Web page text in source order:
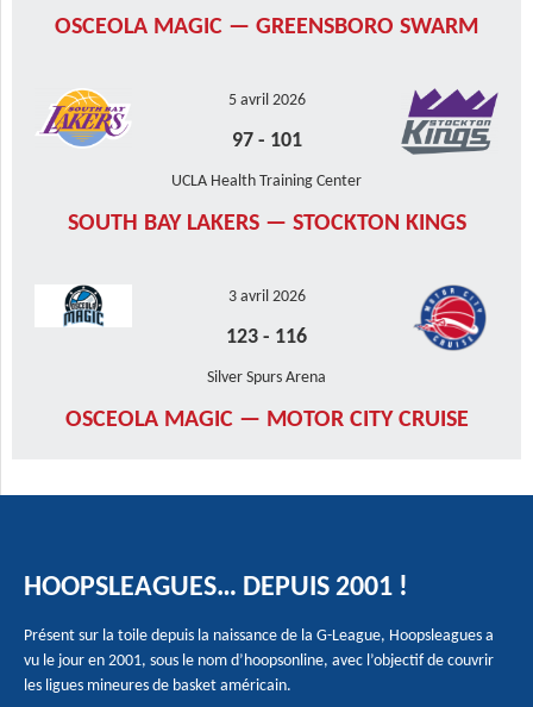
OSCEOLA MAGIC — GREENSBORO SWARM
5 avril 2026
97- 101
UCLA Health Training Center
SOUTH BAY LAKERS — STOCKTON KINGS
3 avril 2026
123 - 116
Silver Spurs Arena
OSCEOLA MAGIC — MOTOR CITY CRUISE
HOOPSLEAGUES… DEPUIS 2001 !
Présent sur la toile depuis la naissance de la G-League, Hoopsleagues a
vu le jour en 2001, sous le nom d’hoopsonline, avec l’objectif de couvrir
les ligues mineures de basket américain.